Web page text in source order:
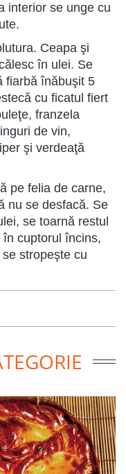
interior se unge cu
Ceapa şi
în ulei. Se
fiarbă înăbuşit 5
cu ficatul fiert
franzela
de vin,
şi verdeaţă
pe felia de carne,
nu se desfacă. Se
se toarnă restul
cuptorul încins,
stropeşte cu